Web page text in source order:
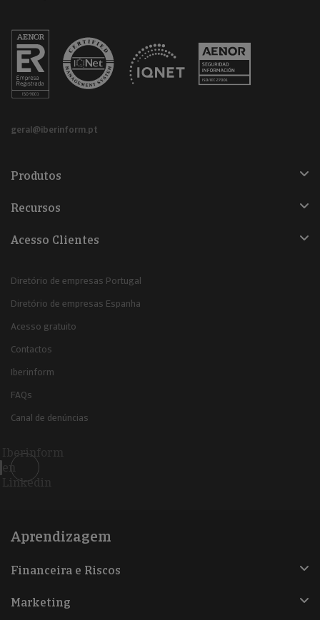
geral@iberinform.pt
Produtos
Recursos
Acesso Clientes
Diretório de empresas Portugal
Diretório de empresas Espanha
Acesso gratuito
Contactos
Iberinform
FAQs
Canal de denúncias
Iberinform
en
Linkedin
Aprendizagem
Financeira e Riscos
Marketing